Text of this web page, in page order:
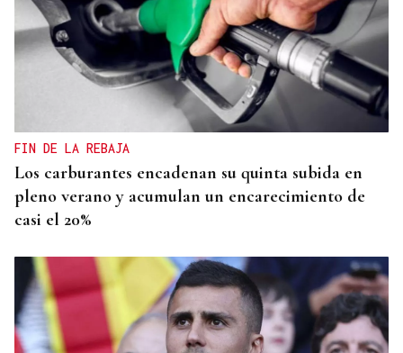
FIN DE LA REBAJA
Los carburantes encadenan su quinta subida en
pleno verano y acumulan un encarecimiento de
casi el 20%